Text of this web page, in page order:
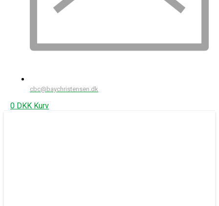
cbc@baychristensen.dk
0 DKK Kurv